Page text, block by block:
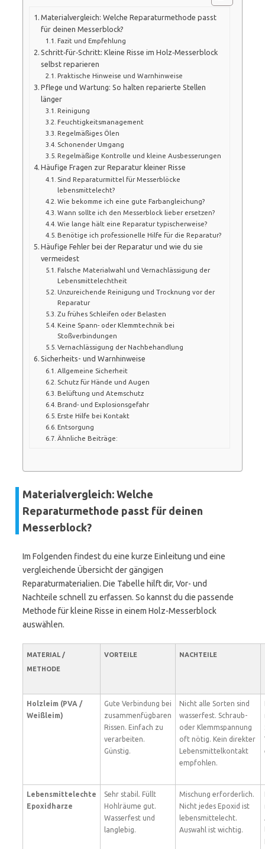
Materialvergleich: Welche Reparaturmethode passt
für deinen Messerblock?
Fazit und Empfehlung
Schritt‑für‑Schritt: Kleine Risse im Holz‑Messerblock
selbst reparieren
Praktische Hinweise und Warnhinweise
Pflege und Wartung: So halten reparierte Stellen
länger
Reinigung
Feuchtigkeitsmanagement
Regelmäßiges Ölen
Schonender Umgang
Regelmäßige Kontrolle und kleine Ausbesserungen
Häufige Fragen zur Reparatur kleiner Risse
Sind Reparaturmittel für Messerblöcke
lebensmittelecht?
Wie bekomme ich eine gute Farbangleichung?
Wann sollte ich den Messerblock lieber ersetzen?
Wie lange hält eine Reparatur typischerweise?
Benötige ich professionelle Hilfe für die Reparatur?
Häufige Fehler bei der Reparatur und wie du sie
vermeidest
Falsche Materialwahl und Vernachlässigung der
Lebensmittelechtheit
Unzureichende Reinigung und Trocknung vor der
Reparatur
Zu frühes Schleifen oder Belasten
Keine Spann- oder Klemmtechnik bei
Stoßverbindungen
Vernachlässigung der Nachbehandlung
Sicherheits- und Warnhinweise
Allgemeine Sicherheit
Schutz für Hände und Augen
Belüftung und Atemschutz
Brand- und Explosionsgefahr
Erste Hilfe bei Kontakt
Entsorgung
Ähnliche Beiträge:
Materialvergleich: Welche
Reparaturmethode passt für deinen
Messerblock?
Im Folgenden findest du eine kurze Einleitung und eine
vergleichende Übersicht der gängigen
Reparaturmaterialien. Die Tabelle hilft dir, Vor- und
Nachteile schnell zu erfassen. So kannst du die passende
Methode für kleine Risse in einem Holz-Messerblock
auswählen.
MATERIAL /
METHODE
VORTEILE NACHTEILE
Holzleim (PVA /
Weißleim)
Gute Verbindung bei
zusammenfügbaren
Rissen. Einfach zu
verarbeiten.
Günstig.
Nicht alle Sorten sind
wasserfest. Schraub-
oder Klemmspannung
oft nötig. Kein direkter
Lebensmittelkontakt
empfohlen.
Lebensmittelechte
Epoxidharze
Sehr stabil. Füllt
Hohlräume gut.
Wasserfest und
langlebig.
Mischung erforderlich.
Nicht jedes Epoxid ist
lebensmittelecht.
Auswahl ist wichtig.